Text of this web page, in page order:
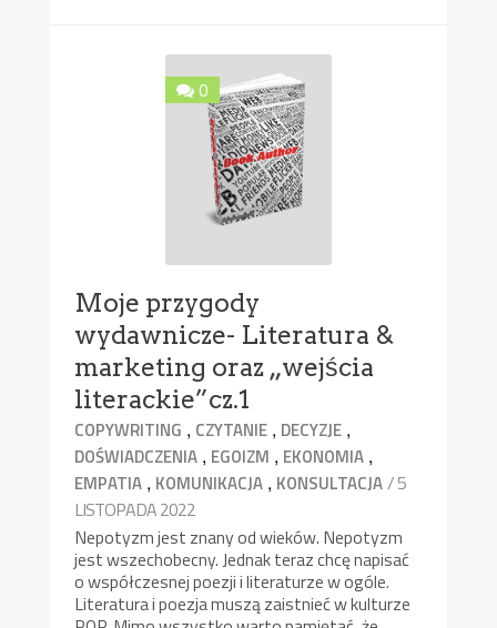
0
Moje przygody
wydawnicze- Literatura &
marketing oraz „wejścia
literackie”cz.1
COPYWRITING , CZYTANIE , DECYZJE ,
DOŚWIADCZENIA , EGOIZM , EKONOMIA ,
EMPATIA , KOMUNIKACJA , KONSULTACJA/ 5
LISTOPADA 2022
Nepotyzm jest znany od wieków. Nepotyzm
jest wszechobecny. Jednak teraz chcę napisać
o współczesnej poezji i literaturze w ogóle.
Literatura i poezja muszą zaistnieć w kulturze